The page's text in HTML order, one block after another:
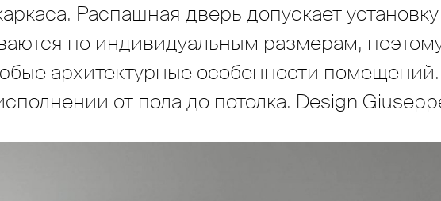
Распашная дверь допускает
по индивидуальным размерам,
архитектурные особенности
от пола до потолка. Design